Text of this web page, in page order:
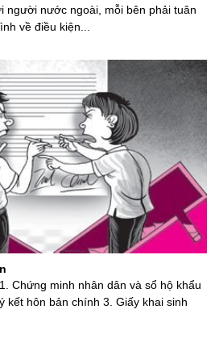
người nước ngoài, mỗi bên phải tuân
về điều kiện...
Chứng minh nhân dân và sổ hộ khẩu
kết hôn bản chính 3. Giấy khai sinh